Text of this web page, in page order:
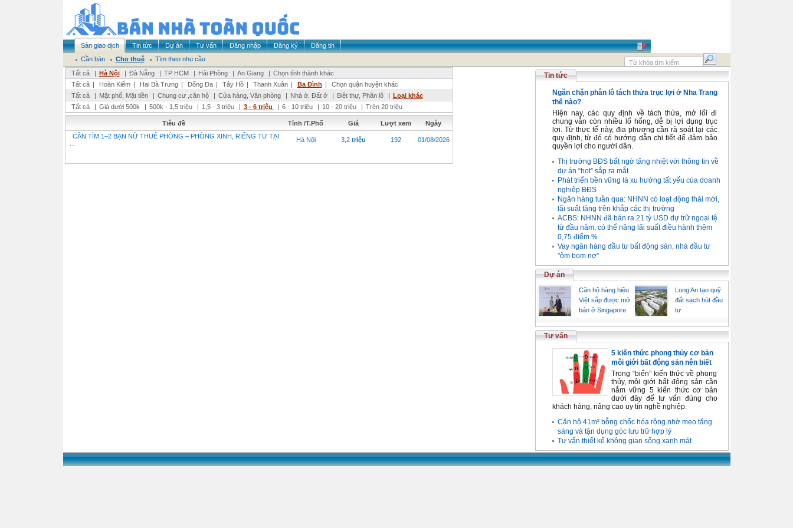
Sàn giao dịch Tin tức Dự án Tư vấn Đăng nhập Đăng ký
Đăng tin
Cần bán
Cho thuê
Tìm theo nhu cầu
Tất cả
| Hà Nội | Đà Nẵng | TP HCM | Hải Phòng | An Giang | Chọn tỉnh thành khác
Tất cả | Hoàn Kiếm | Hai Bà Trưng | Đống Đa | Tây Hồ | Thanh Xuân | Ba Đình |
Chọn quận huyện khác
Tất cả
| Mặt phố, Mặt tiền | Chung cư ,căn hộ | Cửa hàng, Văn phòng | Nhà ở, Đất ở | Biệt thự, Phân lô | Loại khác
Tất cả
| Giá dưới 500k | 500k - 1,5 triệu | 1,5 - 3 triệu | 3 - 6 triệu | 6 - 10 triệu | 10 - 20 triệu | Trên 20 triệu
Tiêu đề Tỉnh /T.Phố Giá Lượt xem
Ngày
CẦN TÌM 1–2 BẠN NỮ THUÊ PHÒNG – PHÒNG XINH, RIÊNG TƯ TẠI
Hà Nội 3,2 triệu 192 01/08/2026
Tin tức
Ngăn chặn phân lô tách thửa trục lợi ở Nha Trang
thế nào?
Hiện nay, các quy định về tách thửa, mở lối đi
chung vẫn còn nhiều lổ hổng, dễ bị lợi dụng trục
lợi. Từ thực tế này, địa phương cần rà soát lại các
quy định, từ đó có hướng dẫn chi tiết để đảm bảo
quyền lợi cho người dân.
Thị trường BĐS bất ngờ tăng nhiệt với thông tin về
dự án “hot” sắp ra mắt
Phát triển bền vững là xu hướng tất yếu của doanh
nghiệp BĐS
Ngân hàng tuần qua: NHNN có loạt động thái mới,
lãi suất tăng trên khắp các thị trường
ACBS: NHNN đã bán ra 21 tỷ USD dự trữ ngoại tệ
từ đầu năm, có thể nâng lãi suất điều hành thêm
0,75 điểm %
Vay ngân hàng đầu tư bất động sản, nhà đầu tư
"ôm bom nợ"
Dự án
Căn hộ hàng hiệu
Việt sắp được mở
bán ở Singapore
Long An tạo quỹ
đất sạch hút đầu
tư
Tư vấn
5 kiến thức phong thủy cơ bản
môi giới bất động sản nên biết
Trong “biển” kiến thức về phong
thủy, môi giới bất động sản cần
nắm vững 5 kiến thức cơ bản
dưới đây để tư vấn đúng cho
khách hàng, nâng cao uy tín nghề nghiệp.
Căn hộ 41m² bỗng chốc hóa rộng nhờ mẹo tăng
sáng và tận dụng góc lưu trữ hợp lý
Tư vấn thiết kế không gian sống xanh mát